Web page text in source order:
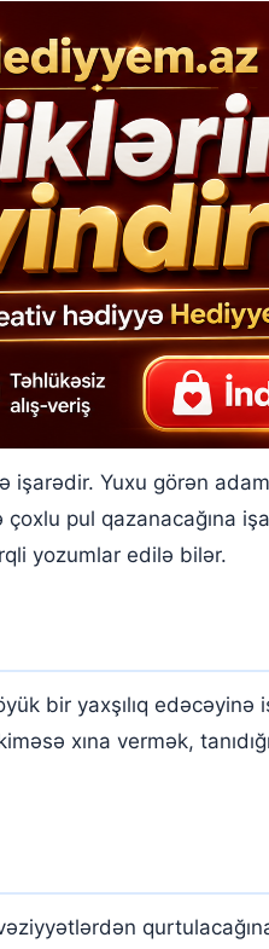
işarədir. Yuxu görən
pul qazanacağına
yozumlar edilə bilər.
bir yaxşılıq edəcəyinə
xına vermək,